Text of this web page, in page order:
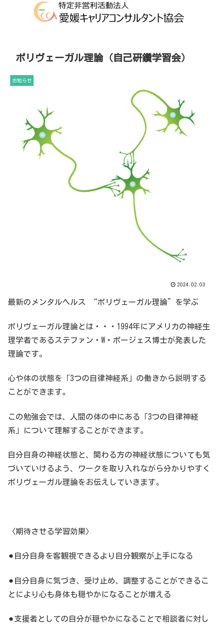
ポリヴェーガル理論（自己研鑽学習会）
お知らせ
2024.02.03
最新のメンタルヘルス “ポリヴェーガル理論” を学ぶ
ポリヴェーガル理論とは・・・ 1994年にアメリカの神経生
理学者であるステファン・ W ・ポージェス博士が発表した
理論です。
心や体の状態を「3つの自律神経系」の働きから説明する
ことができます。
この勉強会では、人間の体の中にある「3つの自律神経
系」について理解することができます。
自分自身の神経状態と、関わる方の神経状態についても気
づいていけるよう、ワークを取り入れながら分かりやすく
ポリヴェーガル理論をお伝えしていきます。
〈期待させる学習効果〉
⚫︎ 自分自身を客観視できるより自分観察が上手になる
⚫︎ 自分自身に気づき、受け止め、調整することができるこ
とにより心も身体も穏やかになることが増える
⚫︎支援者としての自分が穏やかになることで相談者に対し